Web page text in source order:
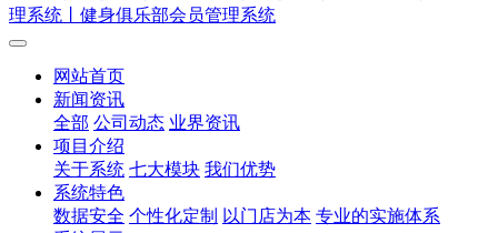
网站首页
新闻资讯
全部 公司动态 业界资讯
项目介绍
关于系统 七大模块 我们优势
系统特色
数据安全 个性化定制 以门店为本 专业的实施体系